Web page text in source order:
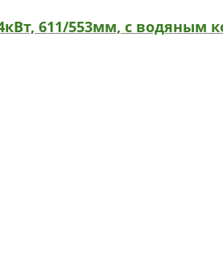
611/553мм, с водяным